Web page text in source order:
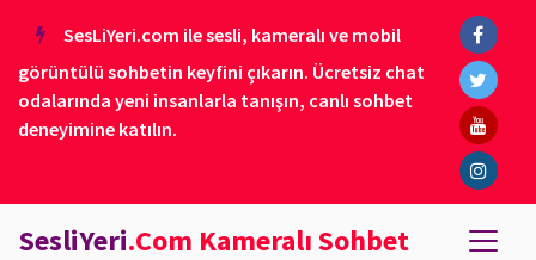
SesLiYeri.com ile sesli, kameralı ve mobil
görüntülü sohbetin keyfini çıkarın. Ücretsiz chat
odalarında yeni insanlarla tanışın, canlı sohbet
deneyimine katılın.
SesliYeri.Com Kameralı Sohbet